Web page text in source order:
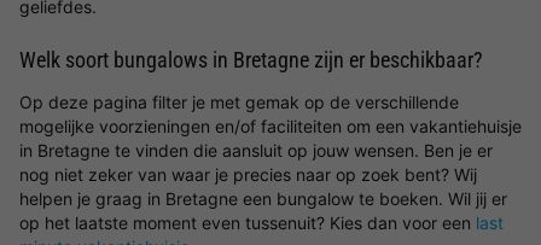
geliefdes.
Welk soort bungalows in Bretagne zijn er beschikbaar?
Op deze pagina filter je met gemak op de verschillende
mogelijke voorzieningen en/of faciliteiten om een vakantiehuisje
in Bretagne te vinden die aansluit op jouw wensen. Ben je er
nog niet zeker van waar je precies naar op zoek bent? Wij
helpen je graag in Bretagne een bungalow te boeken. Wil jij er
op het laatste moment even tussenuit? Kies dan voor een last